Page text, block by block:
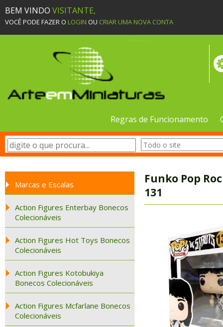
BEM VINDO VISITANTE,
VOCÊ PODE FAZER O LOGIN OU CRIAR UMA NOVA CONTA
Regras de Funcionamento
Marcas e Escalas
Action Figures Enterbay Bonecos
Colecionáveis
Action Figures Hot Toys Bonecos
Colecionáveis
Action Figures Kotobukiya
Bonecos Colecionáveis
Action Figures Mcfarlane Bonecos
Colecionáveis
Funko Pop
131